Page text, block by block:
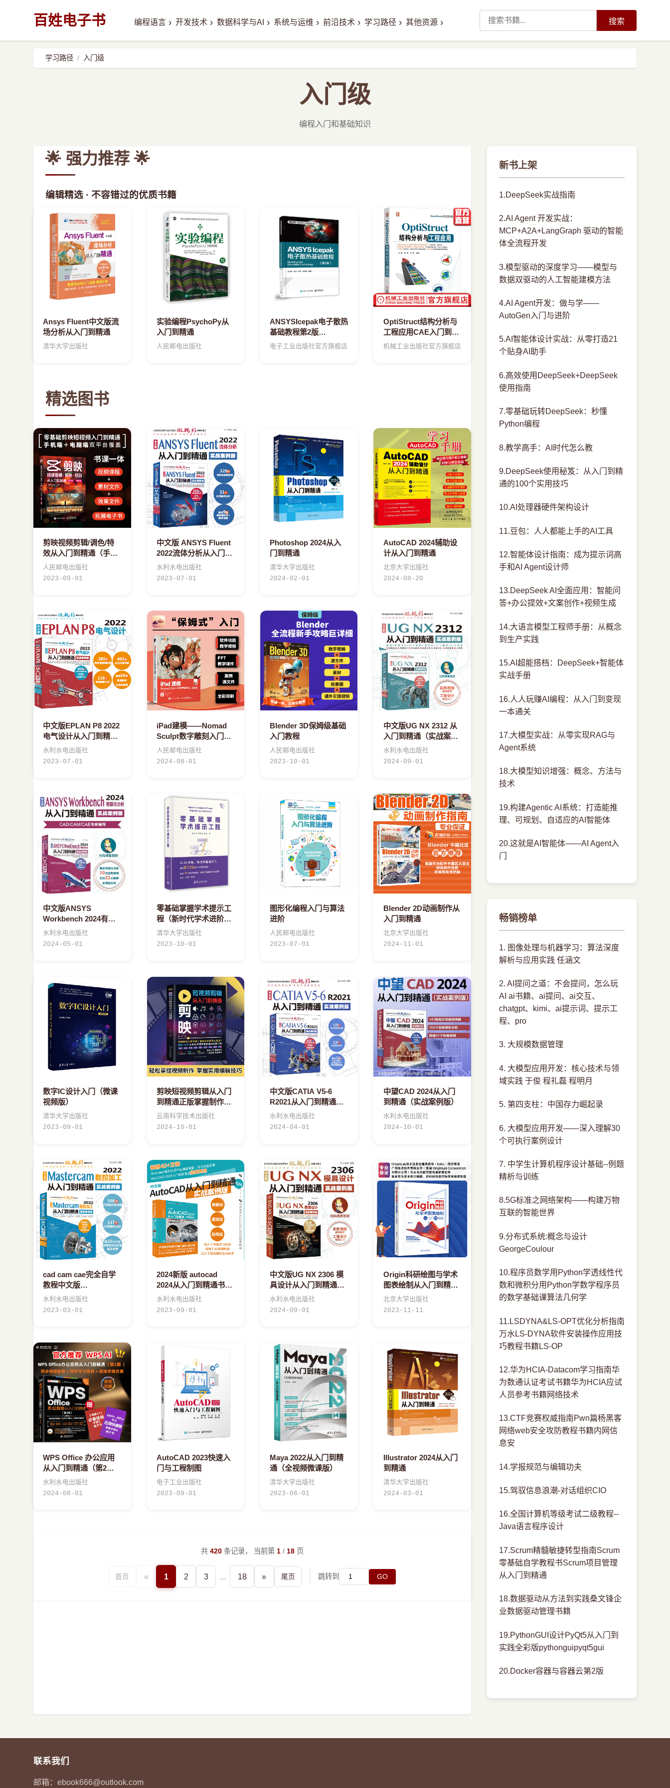
百姓电子书 编程语言 › 开发技术 › 数据科学与AI › 系统与运维 › 前沿技术 › 学习路径 › 其他资源 › 搜索
学习路径 入门级
入门级
编程入门和基础知识
🌟 强力推荐 🌟
编辑精选 · 不容错过的优质书籍
Ansys Fluent中文版流
场分析从入门到精通
清华大学出版社
实验编程PsychoPy从
入门到精通
人民邮电出版社
ANSYSIcepak电子散热
基础教程第2版
ANSYSIcepak电子散热
电子工业出版社官方旗舰店
OptiStruct结构分析与
工程应用CAE入门到精
通稀缺经典教程再版
机械工业出版社官方旗舰店
精选图书
剪映视频剪辑/调色/特
效从入门到精通（手机
版+电脑版）
人民邮电出版社
2023-09-01
中文版 ANSYS Fluent
2022流体分析从入门到
精通（实战案例版）流
体计算ansys fluent数
水利水电出版社
2023-07-01
Photoshop 2024从入
门到精通
清华大学出版社
2024-02-01
AutoCAD 2024辅助设
计从入门到精通
北京大学出版社
2024-08-20
中文版EPLAN P8 2022
电气设计从入门到精通
（实战案例版）eplan
书籍 电气工程师书籍电
水利水电出版社
2023-07-01
iPad建模——Nomad
Sculpt数字雕刻入门教
程
人民邮电出版社
2024-08-01
Blender 3D保姆级基础
入门教程
人民邮电出版社
2023-10-01
中文版UG NX 2312 从
入门到精通（实战案例
版）
水利水电出版社
2024-09-01
中文版ANSYS
Workbench 2024有限
元分析从入门到精通
（实战案例版）
水利水电出版社
2024-05-01
零基础掌握学术提示工
程（新时代学术进阶丛
书）
清华大学出版社
2023-10-01
图形化编程入门与算法
进阶
人民邮电出版社
2023-07-01
Blender 2D动画制作从
入门到精通
北京大学出版社
2024-11-01
数字IC设计入门（微课
视频版）
清华大学出版社
2023-09-01
剪映短视频剪辑从入门
到精通正版掌握制作技
巧简单易学正版书
云南科学技术出版社
2024-10-01
中文版CATIA V5-6
R2021从入门到精通
（实战案例版）
水利水电出版社
2024-04-01
中望CAD 2024从入门
到精通（实战案例版）
水利水电出版社
2024-10-01
cad cam cae完全自学
教程中文版
Mastercam2022数控加
工从入门到精通 实战案
水利水电出版社
2023-03-01
2024新版 autocad
2024从入门到精通书籍
实战案例视频版
CADCAMCAE Auto
水利水电出版社
2023-09-01
中文版UG NX 2306 模
具设计从入门到精通
（实战案例版）
水利水电出版社
2024-09-01
Origin科研绘图与学术
图表绘制从入门到精通
科技绘图与科学可视化
专业教程
北京大学出版社
2023-11-11
WPS Office 办公应用
从入门到精通（第2
版）
水利水电出版社
2024-08-01
AutoCAD 2023快速入
门与工程制图
电子工业出版社
2023-09-01
Maya 2022从入门到精
通（全视频微课版）
清华大学出版社
2023-06-01
Illustrator 2024从入门
到精通
清华大学出版社
2024-03-01
共 420 条记录， 当前第 1 / 18 页
首页 « 1 2 3 ... 18 » 尾页 跳转到 GO
新书上架
1.DeepSeek实战指南
2.AI Agent 开发实战：
MCP+A2A+LangGraph 驱动的智能
体全流程开发
3.模型驱动的深度学习——模型与
数据双驱动的人工智能建模方法
4.AI Agent开发：做与学——
AutoGen入门与进阶
5.AI智能体设计实战：从零打造21
个贴身AI助手
6.高效使用DeepSeek+DeepSeek
使用指南
7.零基础玩转DeepSeek：秒懂
Python编程
8.教学高手：AI时代怎么教
9.DeepSeek使用秘笈：从入门到精
通的100个实用技巧
10.AI处理器硬件架构设计
11.豆包：人人都能上手的AI工具
12.智能体设计指南：成为提示词高
手和AI Agent设计师
13.DeepSeek AI全面应用：智能问
答+办公提效+文案创作+视频生成
14.大语言模型工程师手册：从概念
到生产实践
15.AI超能搭档：DeepSeek+智能体
实战手册
16.人人玩赚AI编程：从入门到变现
一本通关
17.大模型实战：从零实现RAG与
Agent系统
18.大模型知识增强：概念、方法与
技术
19.构建Agentic AI系统：打造能推
理、可规划、自适应的AI智能体
20.这就是AI智能体——AI Agent入
门
畅销榜单
1. 图像处理与机器学习：算法深度
解析与应用实践 任涵文
2. AI提问之道：不会提问，怎么玩
AI ai书籍、ai提问、ai交互、
chatgpt、kimi、ai提示词、提示工
程、pro
3. 大规模数据管理
4. 大模型应用开发：核心技术与领
域实践 于俊 程礼磊 程明月
5. 第四支柱：中国存力崛起录
6. 大模型应用开发——深入理解30
个可执行案例设计
7. 中学生计算机程序设计基础--例题
精析与训练
8.5G标准之网络架构——构建万物
互联的智能世界
9.分布式系统:概念与设计
GeorgeCoulour
10.程序员数学用Python学透线性代
数和微积分用Python学数学程序员
的数学基础课算法几何学
11.LSDYNA&LS-OPT优化分析指南
万水LS-DYNA软件安装操作应用技
巧教程书籍LS-OP
12.华为HCIA-Datacom学习指南华
为数通认证考试书籍华为HCIA应试
人员参考书籍网络技术
13.CTF竞赛权威指南Pwn篇杨黑客
网络web安全攻防教程书籍内网信
息安
14.学报规范与编辑功夫
15.驾驭信息浪潮-对话组织CIO
16.全国计算机等级考试二级教程--
Java语言程序设计
17.Scrum精髓敏捷转型指南Scrum
零基础自学教程书Scrum项目管理
从入门到精通
18.数据驱动从方法到实践桑文锋企
业数据驱动管理书籍
19.PythonGUI设计PyQt5从入门到
实践全彩版pythonguipyqt5gui
20.Docker容器与容器云第2版
联系我们
邮箱：ebook666@outlook.com